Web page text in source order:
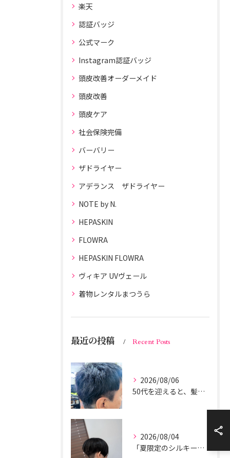
楽天
認証バッジ
公式マーク
Instagram認証バッジ
頭皮改善オーダーメイド
頭皮改善
頭皮ケア
社会保険完備
バーバリー
ザドライヤー
アデランス ザドライヤー
NOTE by N.
HEPASKIN
FLOWRA
HEPASKIN FLOWRA
ヴィキア UVヴェール
着物レンタルまつうら
最近の投稿 Recent Posts
2026/08/06
50代を迎えると、髪の悩みとして
2026/08/04
「夏限定のシルキーマッシュツーブロック」の完成形です。